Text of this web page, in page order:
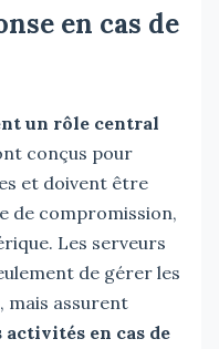
en cas de
un rôle central
conçus pour
et doivent être
de compromission,
Les serveurs
de gérer les
mais assurent
en cas de